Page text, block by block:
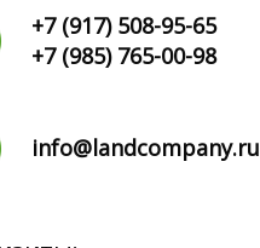
+7 (917) 508-95-65
+7 (985) 765-00-98
info@landcompany.ru